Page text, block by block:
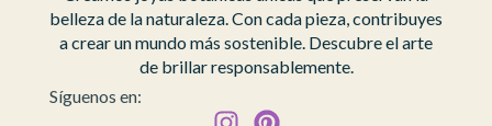
belleza de la naturaleza. Con cada pieza, contribuyes
a crear un mundo más sostenible. Descubre el arte
de brillar responsablemente.
Síguenos en: